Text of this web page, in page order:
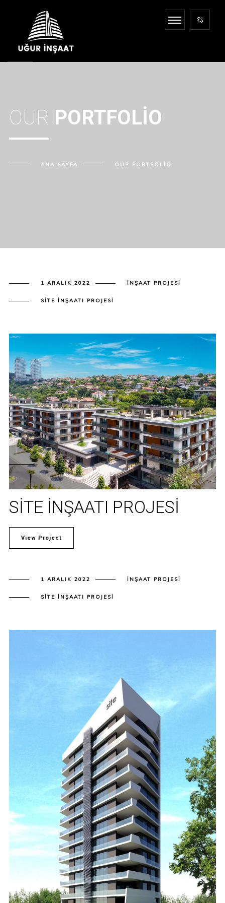
OUR PORTFOLIO
ANA SAYFA OUR PORTFOLIO
1 ARALIK 2022 İNŞAAT PROJESI
SITE İNŞAATI PROJESI
SITE İNŞAATI PROJESI
View Project
1 ARALIK 2022 İNŞAAT PROJESI
SITE İNŞAATI PROJESI